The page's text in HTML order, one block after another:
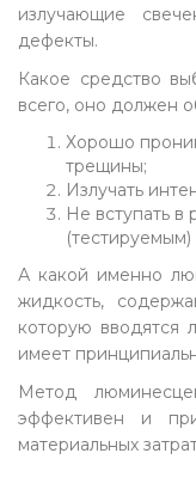
излучающие
дефекты.
Какое средство
всего, оно должен
Хорошо
трещины;
Излучать
Не вступать
А какой именно
жидкость,
которую вводятся
имеет
Метод
эффективен и
материальных